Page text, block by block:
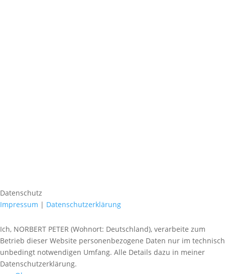
Datenschutz
Impressum | Datenschutzerklärung
Ich, NORBERT PETER (Wohnort: Deutschland), verarbeite zum
Betrieb dieser Website personenbezogene Daten nur im technisch
unbedingt notwendigen Umfang. Alle Details dazu in meiner
Datenschutzerklärung.